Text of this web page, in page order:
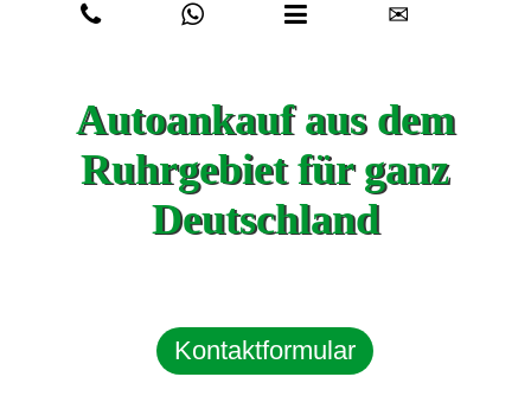
✉
Autoankauf aus dem
Ruhrgebiet für ganz
Deutschland
Kontaktformular